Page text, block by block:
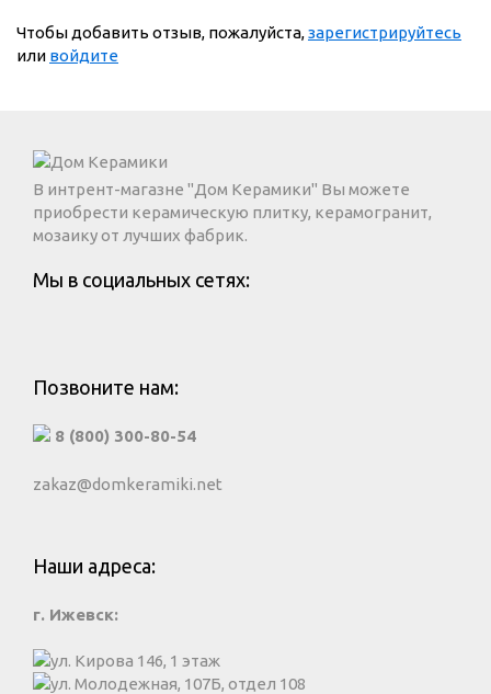
Чтобы добавить отзыв, пожалуйста,зарегистрируйтесь
или войдите
В интрент-магазне "Дом Керамики" Вы можете
приобрести керамическую плитку, керамогранит,
мозаику от лучших фабрик.
Мы в социальных сетях:
Позвоните нам:
8 (800) 300-80-54
zakaz@domkeramiki.net
Наши адреса:
г. Ижевск:
ул. Кирова 146, 1 этаж
ул. Молодежная, 107Б, отдел 108